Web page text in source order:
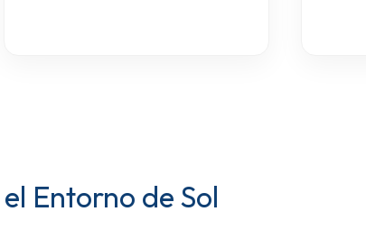
Entorno de Sol